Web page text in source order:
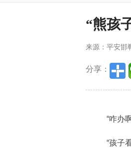
“熊孩
来源：平安邯
分享：
“咋办啊
“孩子看